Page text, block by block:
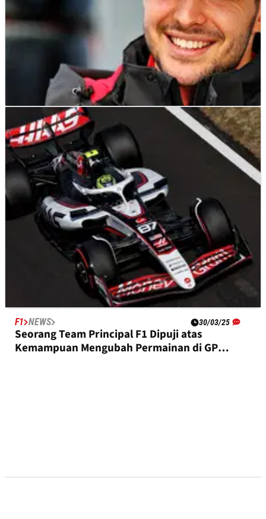
NEWS 08/04/25
Haas Menjelaskan Nilai Sebenarnya dari
Perekrutan Ocon
F1 NEWS 30/03/25
Seorang Team Principal F1 Dipuji atas
Kemampuan Mengubah Permainan di GP